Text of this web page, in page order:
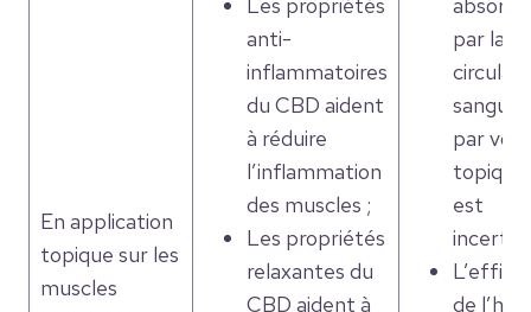
En application
topique sur les
muscles
anti-
inflammatoires
du CBD aident
à réduire
l’inflammation
des muscles ;
Les propriétés
relaxantes du
CBD aident à
par la
par voie
topique
est
de